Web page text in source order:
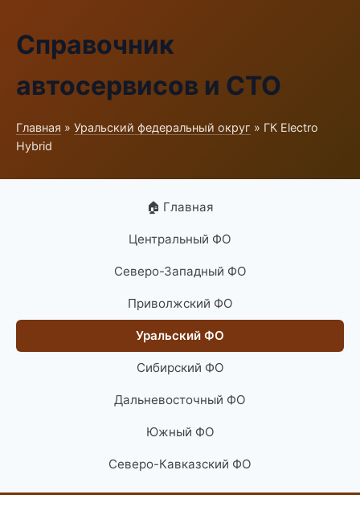
Справочник
автосервисов и СТО
Главная » Уральский федеральный округ » ГК Electro
Hybrid
🏠 Главная
Центральный ФО
Северо-Западный ФО
Приволжский ФО
Уральский ФО
Сибирский ФО
Дальневосточный ФО
Южный ФО
Северо-Кавказский ФО